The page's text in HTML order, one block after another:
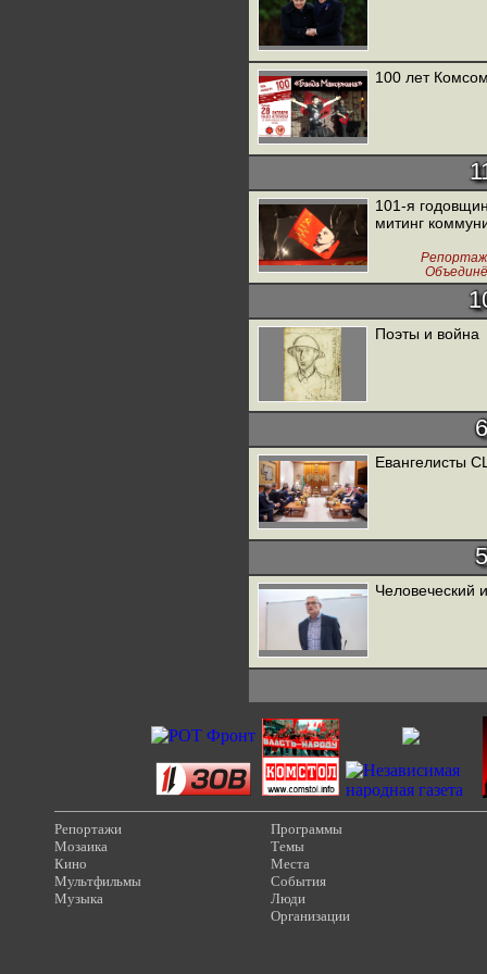
100 лет
101-я
митинг
Поэты и война
Евангелисты
Человеческий
Репортажи
Мозаика
Кино
Мультфильмы
Музыка
Программы
Темы
Места
События
Люди
Организации